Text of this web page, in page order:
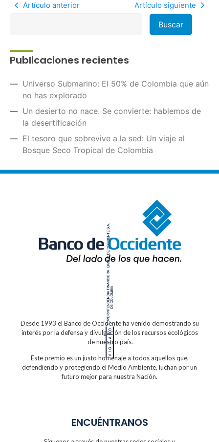
Artículo anterior Artículo siguiente
Publicaciones recientes
Universo Submarino: El 50% de Colombia que aún
no has explorado
Un desierto no nace. Se convierte: hablemos de
la desertificación
El tesoro que sobrevive a la sed: Un viaje al
Bosque Seco Tropical de Colombia
Desde 1993 el Banco de Occidenteha venido demostrando su
interés por la defensa y divulgación de los recursos ecológicos
de nuestro país.
Este premio es un justo homenaje a todosaquellos que,
defendiendo y protegiendo el Medio Ambiente, luchan por un
futuro mejor para nuestra Nación.
ENCUÉNTRANOS